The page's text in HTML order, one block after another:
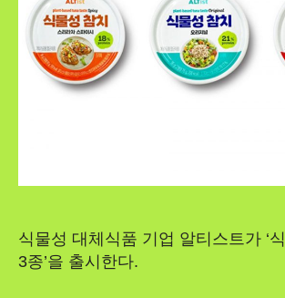
식물성 대체식품 기업 알티스트가 ‘
3종’을 출시한다.